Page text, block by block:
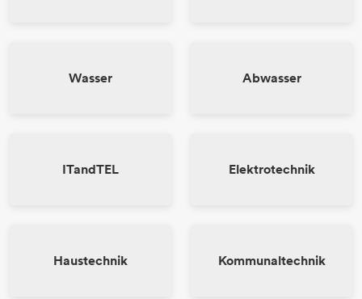
Wasser Abwasser
ITandTEL Elektrotechnik
Haustechnik Kommunaltechnik